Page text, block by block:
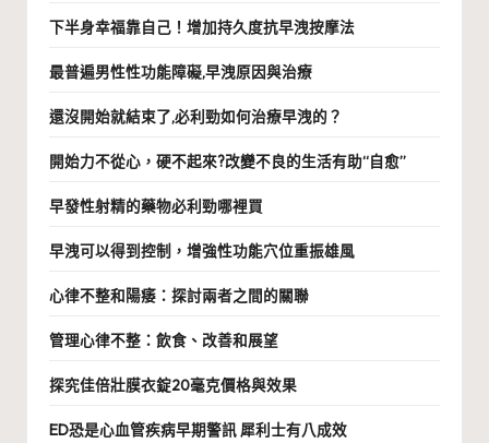
下半身幸福靠自己！增加持久度抗早洩按摩法
最普遍男性性功能障礙,早洩原因與治療
還沒開始就結束了,必利勁如何治療早洩的？
開始力不從心，硬不起來?改變不良的生活有助“自愈”
早發性射精的藥物必利勁哪裡買
早洩可以得到控制，增強性功能穴位重振雄風
心律不整和陽痿：探討兩者之間的關聯
管理心律不整：飲食、改善和展望
探究佳倍壯膜衣錠20毫克價格與效果
ED恐是心血管疾病早期警訊 犀利士有八成效